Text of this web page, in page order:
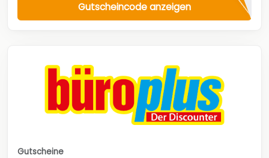
Gutscheincode anzeigen
Gutscheine